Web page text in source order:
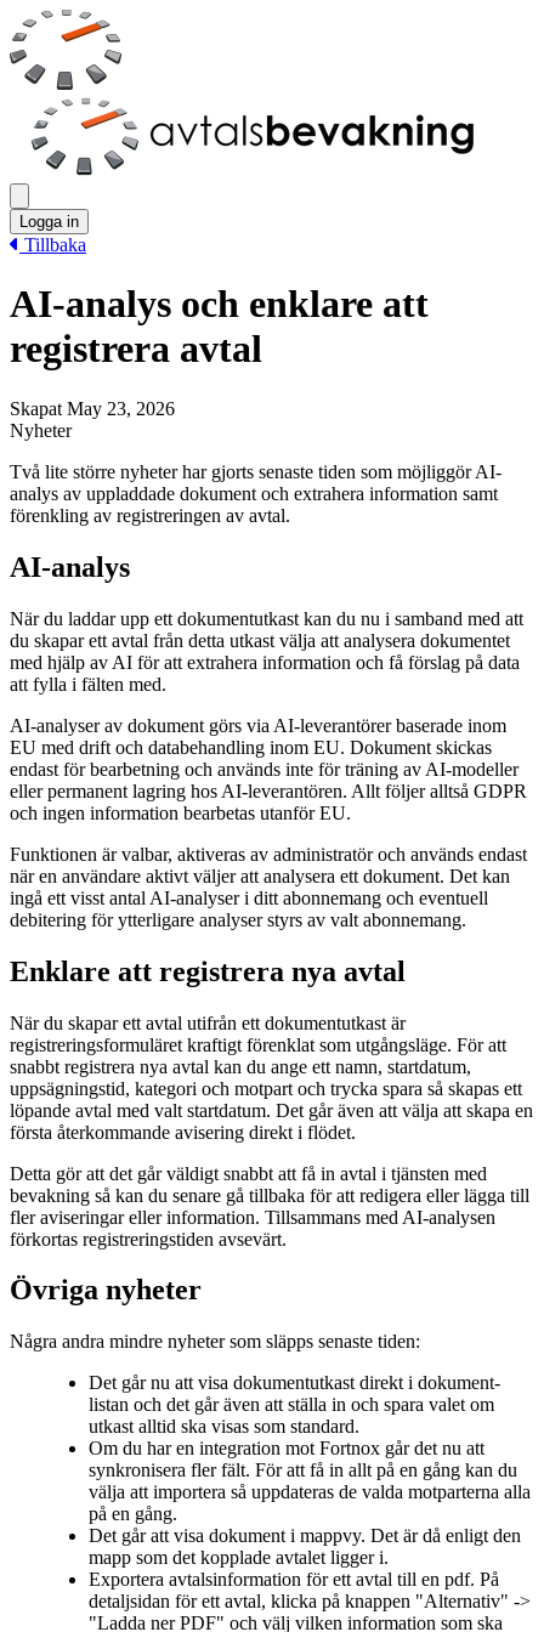
Logga in
Tillbaka
AI-analys och enklare att
registrera avtal
Skapat May 23, 2026
Nyheter
Två lite större nyheter har gjorts senaste tiden som möjliggör AI-
analys av uppladdade dokument och extrahera information samt
förenkling av registreringen av avtal.
AI-analys
När du laddar upp ett dokumentutkast kan du nu i samband med att
du skapar ett avtal från detta utkast välja att analysera dokumentet
med hjälp av AI för att extrahera information och få förslag på data
att fylla i fälten med.
AI-analyser av dokument görs via AI-leverantörer baserade inom
EU med drift och databehandling inom EU. Dokument skickas
endast för bearbetning och används inte för träning av AI-modeller
eller permanent lagring hos AI-leverantören. Allt följer alltså GDPR
och ingen information bearbetas utanför EU.
Funktionen är valbar, aktiveras av administratör och används endast
när en användare aktivt väljer att analysera ett dokument. Det kan
ingå ett visst antal AI-analyser i ditt abonnemang och eventuell
debitering för ytterligare analyser styrs av valt abonnemang.
Enklare att registrera nya avtal
När du skapar ett avtal utifrån ett dokumentutkast är
registreringsformuläret kraftigt förenklat som utgångsläge. För att
snabbt registrera nya avtal kan du ange ett namn, startdatum,
uppsägningstid, kategori och motpart och trycka spara så skapas ett
löpande avtal med valt startdatum. Det går även att välja att skapa en
första återkommande avisering direkt i flödet.
Detta gör att det går väldigt snabbt att få in avtal i tjänsten med
bevakning så kan du senare gå tillbaka för att redigera eller lägga till
fler aviseringar eller information. Tillsammans med AI-analysen
förkortas registreringstiden avsevärt.
Övriga nyheter
Några andra mindre nyheter som släpps senaste tiden:
Det går nu att visa dokumentutkast direkt i dokument-
listan och det går även att ställa in och spara valet om
utkast alltid ska visas som standard.
Om du har en integration mot Fortnox går det nu att
synkronisera fler fält. För att få in allt på en gång kan du
välja att importera så uppdateras de valda motparterna alla
på en gång.
Det går att visa dokument i mappvy. Det är då enligt den
mapp som det kopplade avtalet ligger i.
Exportera avtalsinformation för ett avtal till en pdf. På
detaljsidan för ett avtal, klicka på knappen "Alternativ" ->
"Ladda ner PDF" och välj vilken information som ska